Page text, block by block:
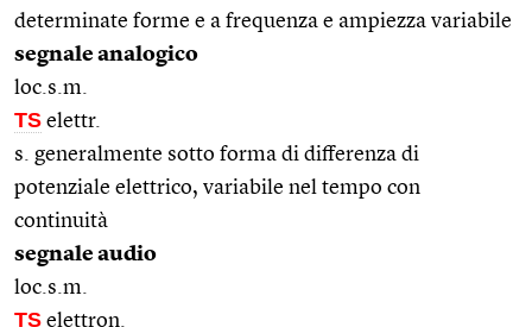
determinate forme e a frequenza e ampiezza variabile
segnale analogico
loc.s.m.
TS elettr.
s. generalmente sotto forma di differenza di
potenziale elettrico, variabile nel tempo con
continuità
segnale audio
loc.s.m.
TS elettron.